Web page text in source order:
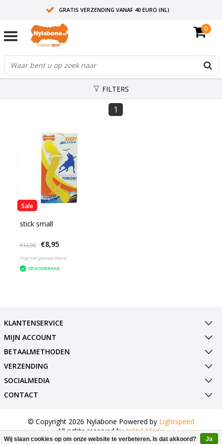
GRATIS VERZENDING VANAF 40 EURO (NL)
0
FILTERS
1
Sale
stick small
€12,95 €8,95
Nog niet gewaardeerd
OP VOORRAAD
KLANTENSERVICE
MIJN ACCOUNT
BETAALMETHODEN
VERZENDING
SOCIALMEDIA
CONTACT
© Copyright 2026 Nylabone Powered by Lightspeed
All rights reserved byInStijl Media
Wij slaan cookies op om onze website te verbeteren. Is dat akkoord? Ja